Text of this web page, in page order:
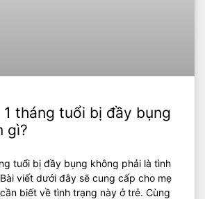
1 tháng tuổi bị đầy bụng
gì?
tuổi bị đầy bụng không phải là tình
viết dưới đây sẽ cung cấp cho mẹ
biết về tình trạng này ở trẻ. Cùng